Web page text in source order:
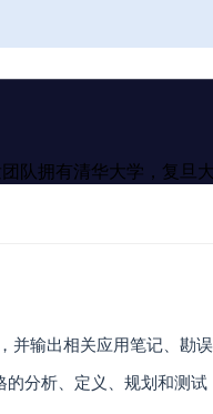
队拥有清华大学，复旦
并输出相关应用笔记、勘误
分析、定义、规划和测试